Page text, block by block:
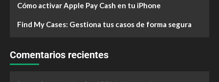
Cómo activar Apple Pay Cash en tu iPhone
Find My Cases: Gestiona tus casos de forma segura
Comentarios recientes